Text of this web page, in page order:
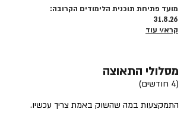
מועד פתיחת תוכנית הלימודים הקרובה:
31.8.26
קרא/י עוד
מסלולי התאוצה
(4 חודשים)
התמקצעות במה שהשוק באמת צריך עכשיו.